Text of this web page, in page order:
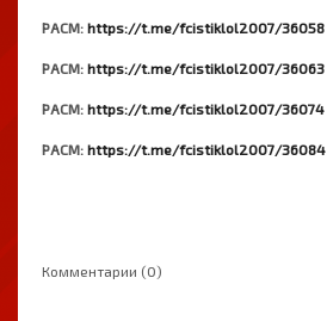
РАСМ: https://t.me/fcistiklol2007/36058
РАСМ: https://t.me/fcistiklol2007/36063
РАСМ: https://t.me/fcistiklol2007/36074
РАСМ: https://t.me/fcistiklol2007/36084
Комментарии (0)